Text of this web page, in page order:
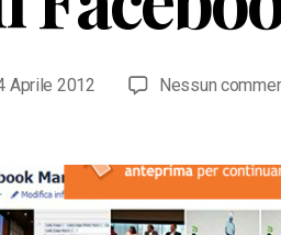
Aprile 2012 Nessun